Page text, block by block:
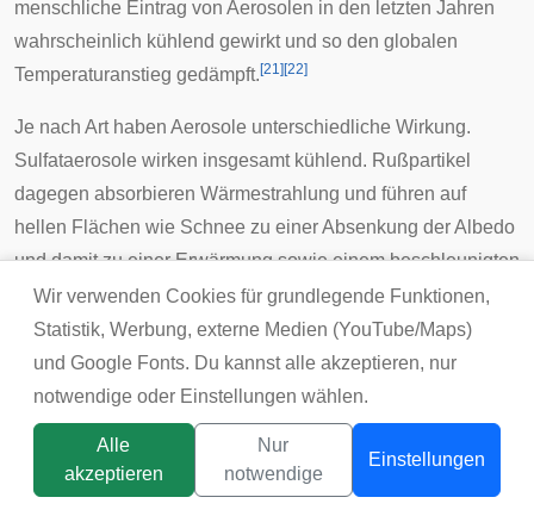
Wir verwenden Cookies für grundlegende Funktionen,
Statistik, Werbung, externe Medien (YouTube/Maps)
und Google Fonts. Du kannst alle akzeptieren, nur
notwendige oder Einstellungen wählen.
Alle
akzeptieren
Nur
notwendige
Einstellungen
menschliche Eintrag von Aerosolen in den letzten Jahren
wahrscheinlich kühlend gewirkt und so den globalen
Temperaturanstieg gedämpft. [21] [22]
Je nach Art haben Aerosole unterschiedliche Wirkung.
Sulfataerosole wirken insgesamt kühlend. Rußpartikel
dagegen absorbieren Wärmestrahlung und führen auf
hellen Flächen wie Schnee zu einer Absenkung derAlbedo
und damit zu einer Erwärmung sowie einem beschleunigten
Abschmelzen polarer Eisflächen.[23]Neuere
Untersuchungen deuten darauf hin, dass mehr Ruß emittiert
wird und Rußpartikel eine deutlich größere erwärmende
Wirkung haben als bislang angenommen.
Verringerung des Rußeintrags ist eine wichtige und
, die Erderwärmung
kurzfristig zu verzögern (atmosphärische